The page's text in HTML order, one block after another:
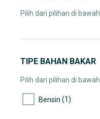
Pilih dari pilihan di bawah
TIPE BAHAN BAKAR
Pilih dari pilihan di bawah
Bensin (1)